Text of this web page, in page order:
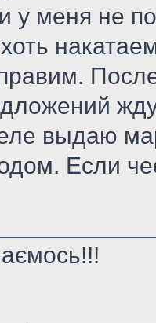
у меня не
выдаю
Если